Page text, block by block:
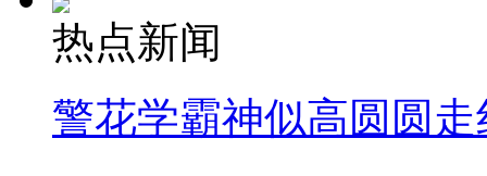
热点新闻
警花学霸神似高圆圆走